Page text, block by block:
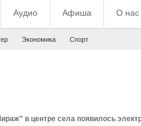
Аудио Афиша О нас
Экономика Спорт
в центре села появилось